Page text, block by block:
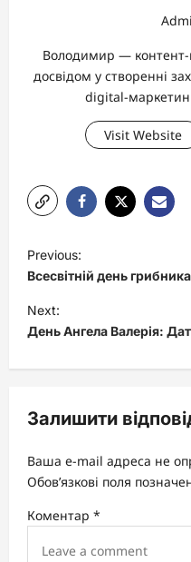
Володимир —
досвідом у створенні
digital-
Visit Website
o
s
t
v
g
t
Previous:
Всесвітній день
Next:
День Ангела Валерія:
Залишити
Ваша e-mail адреса не
Обов’язкові поля
Коментар *